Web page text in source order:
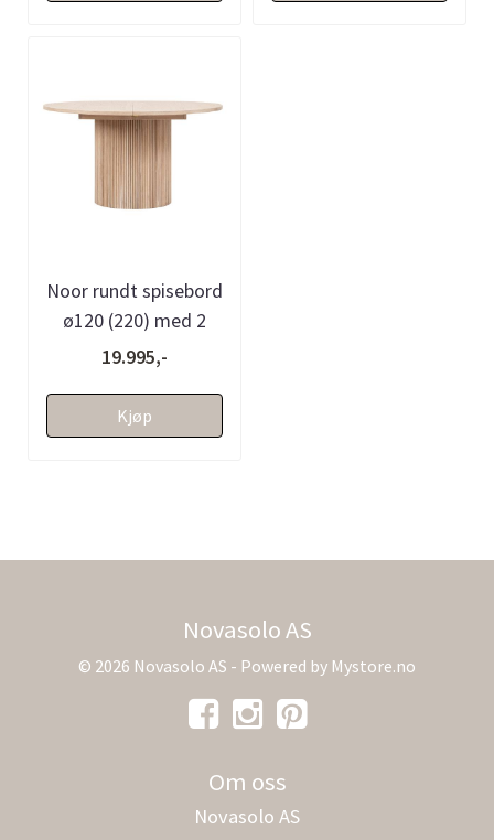
Noor rundt spisebord
ø120 (220) med 2
tilleggsplater (lys eik)
19.995,-
Kjøp
Novasolo AS
© 2026 Novasolo AS - Powered by Mystore.no
Om oss
Novasolo AS